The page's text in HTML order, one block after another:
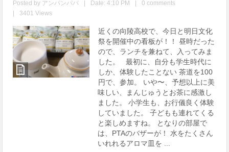
Posted by アンパンパパ Date: 4:10 PM
0 comments
3401 Views
近くの向陵高校で、今日と明日文化
祭を開催中の看板が！！ 昼時だった
ので、ランチを兼ねて、入ってみま
した。 最初に、自分も学生時代に
しか、体験したことない 茶道を100
円で、参加。 いや〜、予想以上に美
味しい、まんじゅうとお茶に感激し
ました。 小学生も、お行儀良く体験
していました。 子どもも連れてくる
と楽しめますね。 となりの部屋で
は、PTAのバザーが！ 水をたくさん
いれれるアロマ皿を ...